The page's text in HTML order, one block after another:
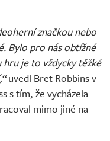
značkou nebo
Bylo pro nás obtížné
je to vždycky těžké
uvedl Bret Robbins v
s tím, že vycházela
mimo jiné na